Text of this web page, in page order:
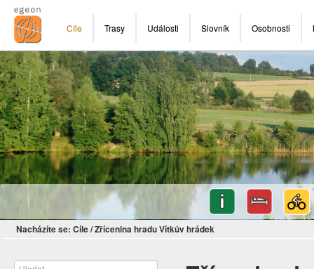
Cíle Trasy Události Slovník Osobnosti
Nacházíte se: Cíle/Zřícenina hradu Vítkův hrádek